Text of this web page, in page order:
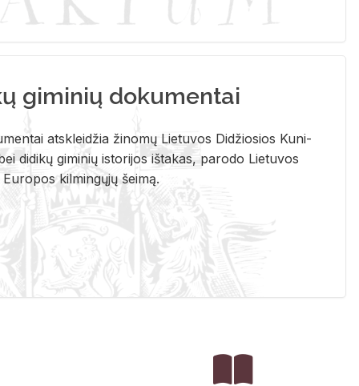
giminių dokumentai
at­sklei­džia ži­no­mų Lie­tu­vos Di­džio­sios Ku­ni­
di­di­kų gi­mi­nių is­to­ri­jos iš­ta­kas, pa­ro­do Lie­tu­vos
kil­min­gų­jų šei­mą.